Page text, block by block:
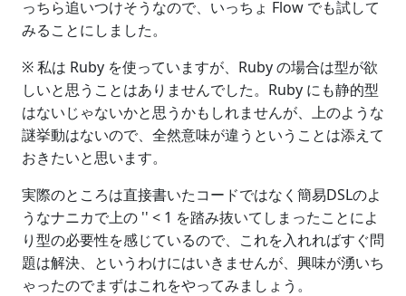
っちら追いつけそうなので、いっちょ Flow でも試して
みることにしました。
※ 私は Ruby を使っていますが、Ruby の場合は型が欲
しいと思うことはありませんでした。Ruby にも静的型
はないじゃないかと思うかもしれませんが、上のような
謎挙動はないので、全然意味が違うということは添えて
おきたいと思います。
実際のところは直接書いたコードではなく簡易DSLのよ
うなナニカで上の '' < 1 を踏み抜いてしまったことによ
り型の必要性を感じているので、これを入れればすぐ問
題は解決、というわけにはいきませんが、興味が湧いち
ゃったのでまずはこれをやってみましょう。